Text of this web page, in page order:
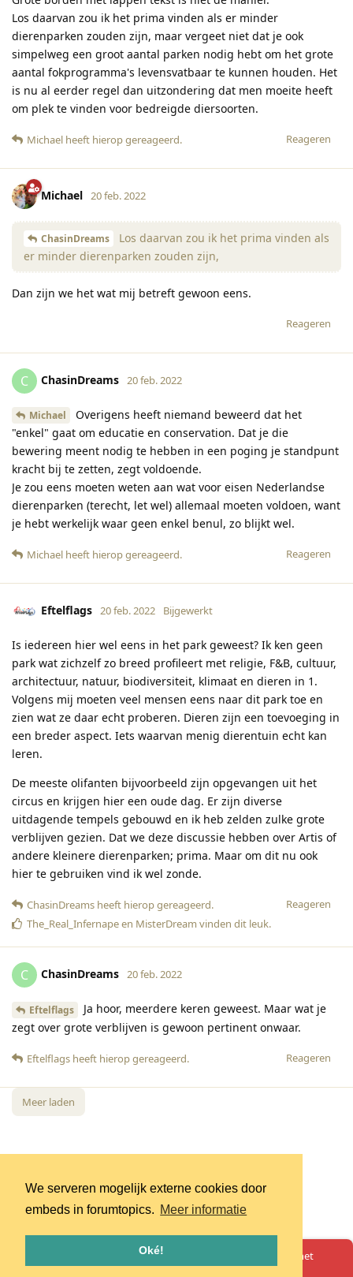
We serveren mogelijk externe cookies door
embeds in forumtopics. Meer informatie
Oké!
Los daarvan zou ik het prima vinden als er minder
dierenparken zouden zijn, maar vergeet niet dat je ook
simpelweg een groot aantal parken nodig hebt om het grote
aantal fokprogramma's levensvatbaar te kunnen houden. Het
is nu al eerder regel dan uitzondering dat men moeite heeft
om plek te vinden voor bedreigde diersoorten.
Reageren
Michael heeft hierop gereageerd.
Michael 20 feb. 2022
ChasinDreams
Los daarvan zou ik het prima vinden als
er minder dierenparken zouden zijn,
Dan zijn we het wat mij betreft gewoon eens.
Reageren
C ChasinDreams 20 feb. 2022
Michael
Overigens heeft niemand beweerd dat het
"enkel" gaat om educatie en conservation. Dat je die
bewering meent nodig te hebben in een poging je standpunt
kracht bij te zetten, zegt voldoende.
Je zou eens moeten weten aan wat voor eisen Nederlandse
dierenparken (terecht, let wel) allemaal moeten voldoen, want
je hebt werkelijk waar geen enkel benul, zo blijkt wel.
Reageren
Michael heeft hierop gereageerd.
Eftelflags 20 feb. 2022 Bijgewerkt
Is iedereen hier wel eens in het park geweest? Ik ken geen
park wat zichzelf zo breed profileert met religie, F&B, cultuur,
architectuur, natuur, biodiversiteit, klimaat en dieren in 1.
Volgens mij moeten veel mensen eens naar dit park toe en
zien wat ze daar echt proberen. Dieren zijn een toevoeging in
een breder aspect. Iets waarvan menig dierentuin echt kan
leren.
De meeste olifanten bijvoorbeeld zijn opgevangen uit het
circus en krijgen hier een oude dag. Er zijn diverse
uitdagende tempels gebouwd en ik heb zelden zulke grote
verblijven gezien. Dat we deze discussie hebben over Artis of
andere kleinere dierenparken; prima. Maar om dit nu ook
hier te gebruiken vind ik wel zonde.
Reageren
ChasinDreams heeft hierop gereageerd.
The_Real_Infernapeen MisterDream vinden dit leuk.
C ChasinDreams 20 feb. 2022
Eftelflags
Ja hoor, meerdere keren geweest. Maar wat je
zegt over grote verblijven is gewoon pertinent onwaar.
Reageren
Eftelflags heeft hierop gereageerd.
Meer laden
Oeps! Er is iets misgegaan. Herlaad de pagina en probeer het
opnieuw.